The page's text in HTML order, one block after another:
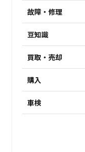
故障・修理
豆知識
買取・売却
購入
車検